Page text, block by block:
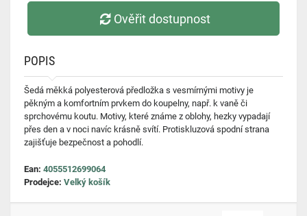
Ověřit dostupnost
POPIS
Šedá měkká polyesterová předložka s vesmírnými motivy je
pěkným a komfortním prvkem do koupelny, např. k vaně či
sprchovému koutu. Motivy, které známe z oblohy, hezky vypadají
přes den a v noci navíc krásně svítí. Protiskluzová spodní strana
zajišťuje bezpečnost a pohodlí.
Ean: 4055512699064
Prodejce: Velký košík